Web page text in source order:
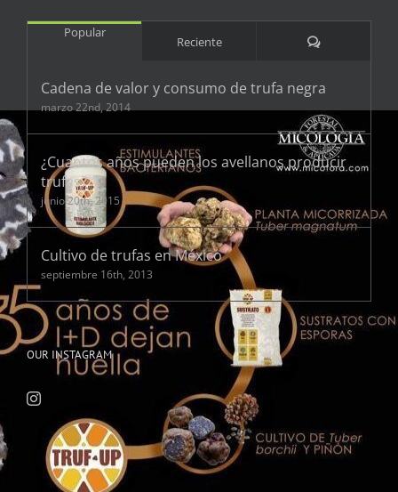
Popular
Reciente Comentarios
Cadena de valor y consumo de trufa negra
marzo 22nd, 2014
¿Cuantos años pueden los avellanos producir
trufas?
junio 20th, 2015
Cultivo de trufas en México
septiembre 16th, 2013
OUR INSTAGRAM